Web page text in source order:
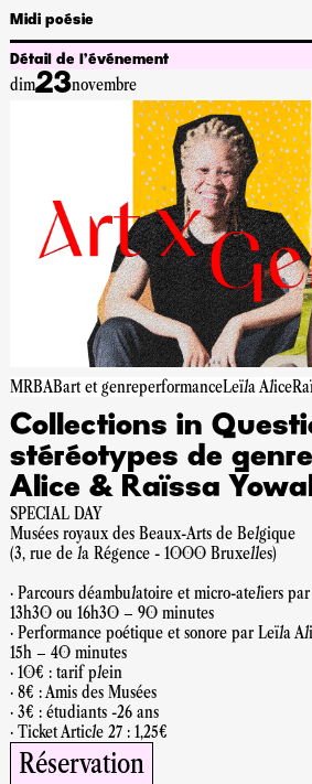
Midi poésie
Détail de l’événement
dim23novembre
MRBABart et genreperformanceLeïla Alice
Collections in
stéréotypes de
Alice & Raïssa
SPECIAL DAY
Musées royaux des Beaux-Arts de Belgique
(3, rue de la Régence - 1000 Bruxelles)
· Parcours déambulatoire et micro-ateliers
13h30 ou 16h30 – 90 minutes
· Performance poétique et sonore par Leïla
15h – 40 minutes
· 10€ : tarif plein
· 8€ : Amis des Musées
· 3€ : étudiants -26 ans
· Ticket Article 27 : 1,25€
Réservation